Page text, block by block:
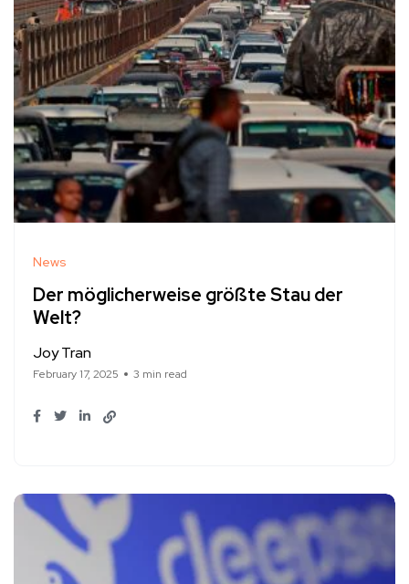
News
Der möglicherweise größte Stau der
Welt?
Joy Tran
February 17, 2025 3 min read